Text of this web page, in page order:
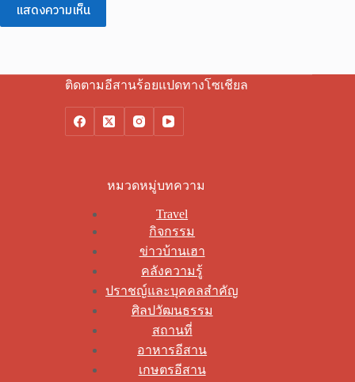
แสดงความเห็น
ติดตามอีสานร้อยแปดทางโซเชียล
หมวดหมู่บทความ
Travel
กิจกรรม
ข่าวบ้านเฮา
คลังความรู้
ปราชญ์และบุคคลสำคัญ
ศิลปวัฒนธรรม
สถานที่
อาหารอีสาน
เกษตรอีสาน